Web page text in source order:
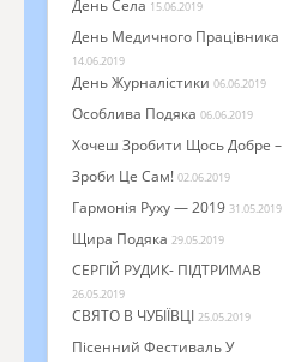
День Села 15.06.2019
День Медичного Працівника
14.06.2019
День Журналістики 06.06.2019
Особлива Подяка 06.06.2019
Хочеш Зробити Щось Добре –
Зроби Це Сам! 02.06.2019
Гармонія Руху — 2019 31.05.2019
Щира Подяка 29.05.2019
СЕРГІЙ РУДИК- ПІДТРИМАВ
26.05.2019
СВЯТО В ЧУБІЇВЦІ 25.05.2019
Пісенний Фестиваль У